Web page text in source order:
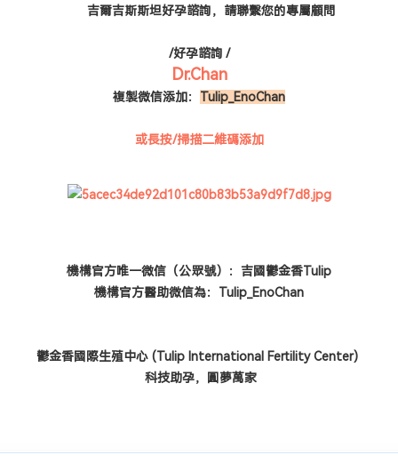
吉爾吉斯斯坦好孕諮詢，請聯繫您的專屬顧問
/好孕諮詢 /
Dr.Chan
複製微信添加： Tulip_EnoChan
或長按/掃描二維碼添加
機構官方唯一微信（公眾號）：吉國鬱金香Tulip
機構官方醫助微信為：Tulip_EnoChan
鬱金香國際生殖中心 (Tulip International Fertility Center)
科技助孕，圓夢萬家